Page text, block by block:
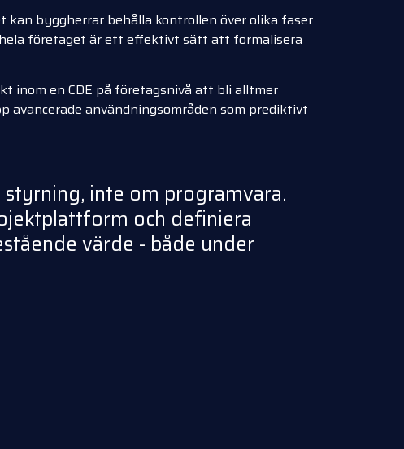
byggherrar behålla kontrollen över olika faser
företaget är ett effektivt sätt att formalisera
inom en CDE på företagsnivå att bli alltmer
användningsområden som prediktivt
inte om programvara.
och definiera
värde - både under